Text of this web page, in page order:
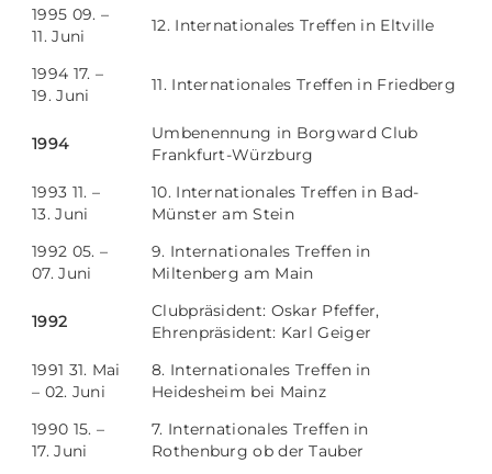
1995 09. –
11. Juni
12. Internationales Treffen in Eltville
1994 17. –
19. Juni
11. Internationales Treffen in Friedberg
1994
Umbenennung in Borgward Club
Frankfurt-Würzburg
1993 11. –
13. Juni
10. Internationales Treffen in Bad-
Münster am Stein
1992 05. –
07. Juni
9. Internationales Treffen in
Miltenberg am Main
1992
Clubpräsident: Oskar Pfeffer,
Ehrenpräsident: Karl Geiger
1991 31. Mai
– 02. Juni
8. Internationales Treffen in
Heidesheim bei Mainz
1990 15. –
17. Juni
7. Internationales Treffen in
Rothenburg ob der Tauber